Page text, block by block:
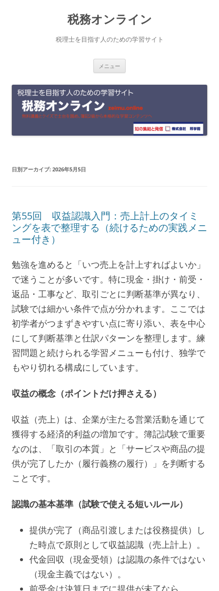
へ
ッ
税務オンライン
税理士を目指す人のための学習サイト
メニュー
日別アーカイブ: 2026年5月5日
第55回 収益認識入門：売上計上のタイミ
ングを表で整理する（続けるための実践メニ
ュー付き）
勉強を進めると「いつ売上を計上すればよいか」
で迷うことが多いです。特に現金・掛け・前受・
返品・工事など、取引ごとに判断基準が異なり、
試験では細かい条件で点が分かれます。ここでは
初学者がつまずきやすい点に寄り添い、表を中心
にして判断基準と仕訳パターンを整理します。練
習問題と続けられる学習メニューも付け、独学で
もやり切れる構成にしています。
収益の概念（ポイントだけ押さえる）
収益（売上）は、企業が主たる営業活動を通じて
獲得する経済的利益の増加です。簿記試験で重要
なのは、「取引の本質」と「サービスや商品の提
供が完了したか（履行義務の履行）」を判断する
ことです。
認識の基本基準（試験で使える短いルール）
提供が完了（商品引渡しまたは役務提供）し
た時点で原則として収益認識（売上計上）。
代金回収（現金受領）は認識の条件ではない
（現金主義ではない）。
前受金は決算日までに提供が未了なら、